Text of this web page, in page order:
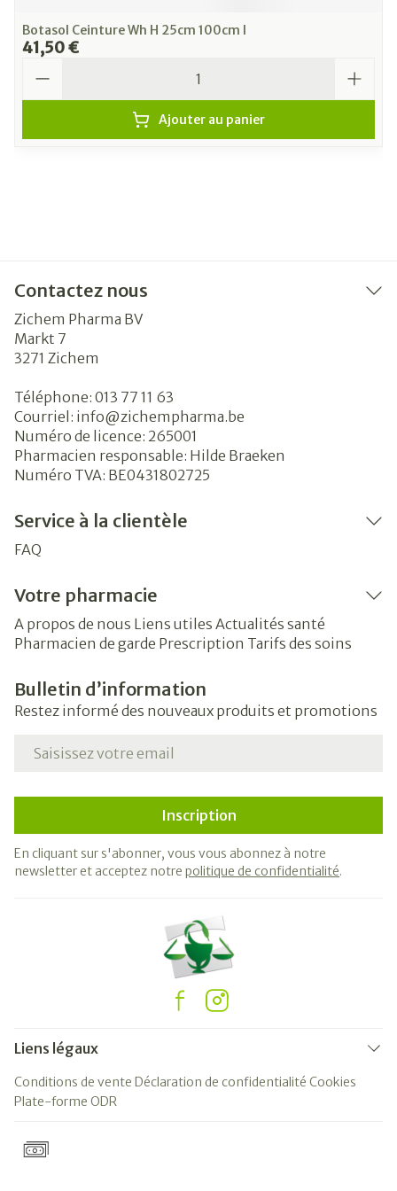
Botasol Ceinture Wh H 25cm 100cm l
41,50 €
Ajouter au panier
Contactez nous
Zichem Pharma BV
Markt 7
3271 Zichem
Téléphone: 013 77 11 63
Courriel: info@zichempharma.be
Numéro de licence: 265001
Pharmacien responsable: Hilde Braeken
Numéro TVA: BE0431802725
Service à la clientèle
FAQ
Votre pharmacie
A propos de nous Liens utiles Actualités santé
Pharmacien de garde Prescription Tarifs des soins
Bulletin d’information
Restez informé des nouveaux produits et promotions
Adresse mail
Inscription
En cliquant sur s'abonner, vous vous abonnez à notre
newsletter et acceptez notre politique de confidentialité.
Liens légaux
Conditions de vente Déclaration de confidentialité Cookies
Plate-forme ODR